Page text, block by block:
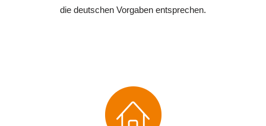
die deutschen Vorgaben entsprechen.